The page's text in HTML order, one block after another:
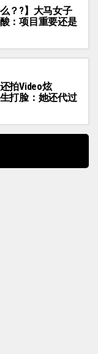
？?】大马女子
：项目重要还是
拍Video炫
打脸：她还代过